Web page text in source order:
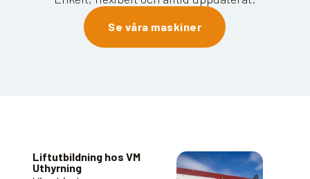
Se våra maskiner
Liftutbildning hos VM
Uthyrning